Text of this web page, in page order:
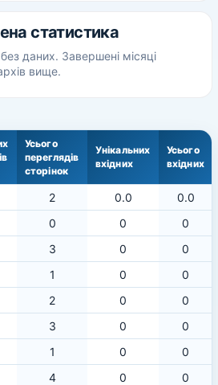
статистика
даних. Завершені місяці
вище.
Усього
переглядів
сторінок
Унікальних
вхідних
Усього
вхідних
2 0.0
0.0
0 0
0
3 0
0
1 0
0
2 0
0
3 0
0
1 0
0
4 0
0